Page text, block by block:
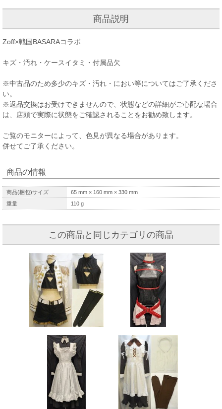
商品説明
Zoff×戦国BASARAコラボ
キズ・汚れ・ケースイタミ・付属品欠
※中古品のため多少のキズ・汚れ・におい等についてはご了承くださ
い。
※返品交換はお受けできませんので、状態などの詳細がご心配な場合
は、店頭で実際に状態をご確認されることをお勧め致します。
ご覧のモニターによって、色見が異なる場合があります。
併せてご了承ください。
商品の情報
商品(梱包)サイズ 65 mm × 160 mm × 330 mm
重量
110 g
この商品と同じカテゴリの商品